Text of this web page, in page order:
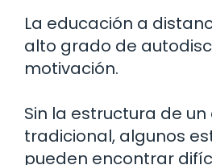
La educación a
alto grado de
motivación.
Sin la estructura de un
tradicional, algunos
pueden encontrar